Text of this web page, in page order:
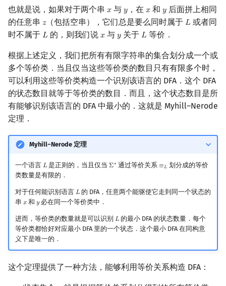
也就是说，如果对于两个串 𝑥
x 与𝑦
y，在 𝑥
x 和𝑦
y后面拼上相同
的任意串 𝑧
z（包括空串），它们总是要么同时属于 𝐿
L 或者同
时不属于 𝐿
L的，则我们说 𝑥
x 与𝑦
y关于 𝐿
L等价．
根据上述定义，我们把所有有限字符串的集合划分成一个或
多个等价类．当且仅当这些等价类的数目只有有限多个时，
可以利用这些等价类构造一个识别该语言的 DFA．这个 DFA
的状态数目就等于等价类的数目．而且，这个状态数目是所
有能够识别该语言的 DFA 中最小的．这就是 Myhill–Nerode
定理．
Myhill–Nerode 定理
一个语言 𝐿
L 是正则的，当且仅当Σ∗
Σ∗ 通过等价关系 ≡𝐿
≡L 划分成的等价
类数量是有限的．
对于任何能识别语言 𝐿
L 的 DFA，任意两个能驱使它走到同一个状态的
串 𝑥
x和 𝑦
y必在同一个等价类中．
进而，等价类的数量就是可以识别 𝐿
L 的最小 DFA 的状态数量．每个
等价类都恰好对应最小 DFA 里的一个状态．这个最小 DFA 在同构意
义下是唯一的．
这个定理提供了一种方法，能够利用等价关系构造 DFA：